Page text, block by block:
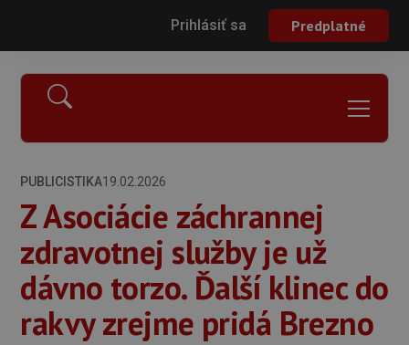
Prihlásiť sa Predplatné
PUBLICISTIKA19.02.2026
Z Asociácie záchrannej
zdravotnej služby je už
dávno torzo. Ďalší klinec do
rakvy zrejme pridá Brezno